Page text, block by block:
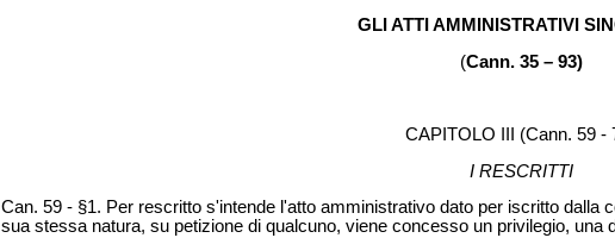
GLI ATTI AMMINISTRATIVI
(Cann. 35 – 93)
CAPITOLO III (Cann. 59 -
I RESCRITTI
Can. 59 - §1. Per rescritto s'intende l'atto amministrativo dato per iscritto dalla
sua stessa natura, su petizione di qualcuno, viene concesso un privilegio, una